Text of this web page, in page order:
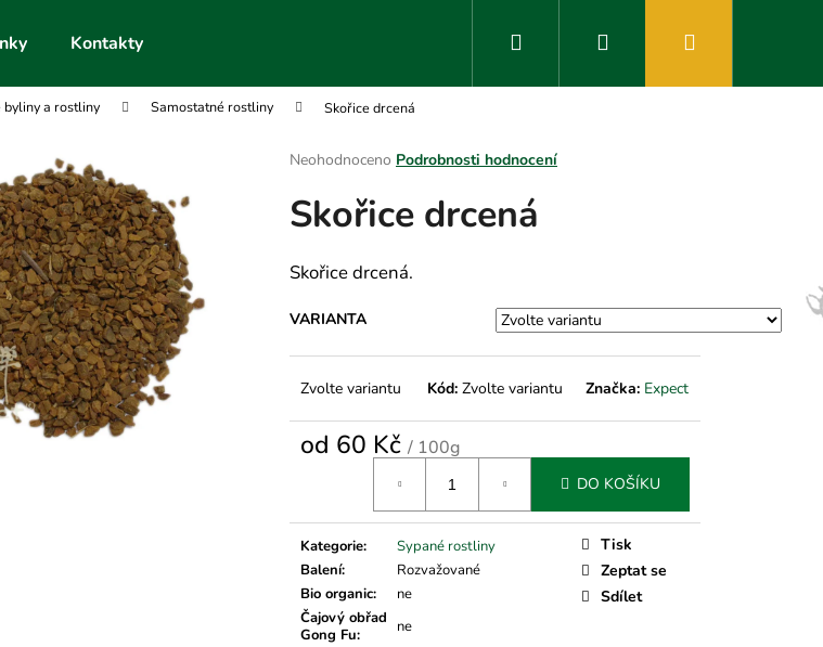
Kontakty Hledat Přihlášení
byliny a rostliny Samostatné rostliny Skořice drcená
Průměrné
produktu
je
z
5
Neohodnoceno Podrobnosti hodnocení
Skořice drcená
Skořice drcená.
VARIANTA
Zvolte variantu Kód: Zvolte variantu Značka: Expect
od 60 Kč / 100g
DO KOŠÍKU
Kategorie:
Sypané rostliny
Balení:
Rozvažované
Bio organic:
ne
Čajový obřad
Gong Fu:
ne
Tisk
Zeptat se
Sdílet
najít?
HLEDAT